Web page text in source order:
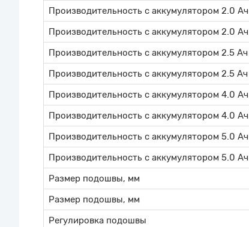
Производительность с аккумулятором 2.0 Ач
Производительность с аккумулятором 2.0 Ач
Производительность с аккумулятором 2.5 Ач
Производительность с аккумулятором 2.5 Ач
Производительность с аккумулятором 4.0 Ач
Производительность с аккумулятором 4.0 Ач
Производительность с аккумулятором 5.0 Ач
Производительность с аккумулятором 5.0 Ач
Размер подошвы, мм
Размер подошвы, мм
Регулировка подошвы